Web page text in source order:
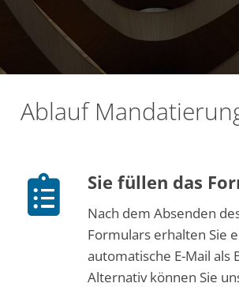
Ablauf
Sie füllen das
Nach dem Absenden
Formulars erhalten Sie
automatische E-Mail als
Alternativ können Sie